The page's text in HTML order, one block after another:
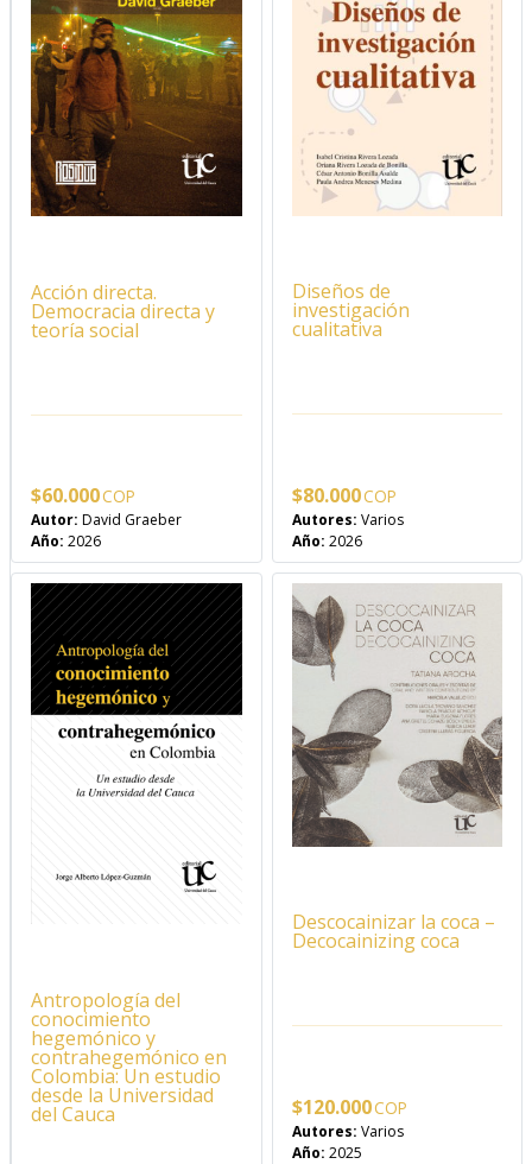
Acción directa.
Democracia directa y
teoría social
$60.000
Autor: David Graeber
Año: 2026
Diseños de
investigación
cualitativa
$80.000
Autores: Varios
Año: 2026
Antropología del
conocimiento
hegemónico y
contrahegemónico en
Colombia: Un estudio
desde la Universidad
del Cauca
Descocainizar la coca –
Decocainizing coca
$120.000
Autores: Varios
Año: 2025